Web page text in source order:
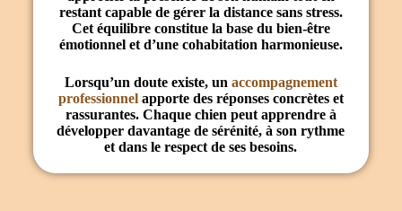
restant capable de gérer la distance sans stress.
Cet équilibre constitue la base du bien-être
émotionnelet d’une cohabitation harmonieuse.
Lorsqu’un doute existe, un accompagnement
professionnelapporte des réponses concrètes et
rassurantes. Chaque chien peut apprendre à
développer davantage de sérénité, à son rythme
et dans le respect de ses besoins.